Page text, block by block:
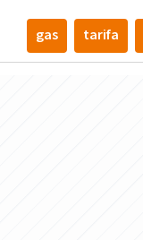
gas tarifa